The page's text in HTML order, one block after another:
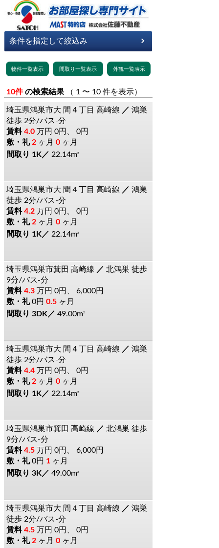
10件 の検索結果 （ 1 〜 10 件を表示）
埼玉県鴻巣市大 間４丁目 高崎線
鴻巣
徒歩 2分/バス-分
4.0 万円
0円、 0円
2 ヶ月 0 ヶ月
1K
22.14m2
埼玉県鴻巣市大 間４丁目 高崎線
鴻巣
徒歩 2分/バス-分
4.2 万円
0円、 0円
2 ヶ月 0 ヶ月
1K
22.14m2
埼玉県鴻巣市箕田 高崎線 北鴻巣 徒歩
9分/バス-分
4.3 万円
0円、 6,000円
0円 0.5 ヶ月
3DK
49.00m2
埼玉県鴻巣市大 間４丁目 高崎線
鴻巣
徒歩 2分/バス-分
4.4 万円
0円、 0円
2 ヶ月 0 ヶ月
1K
22.14m2
埼玉県鴻巣市箕田 高崎線 北鴻巣 徒歩
9分/バス-分
4.5 万円
0円、 6,000円
0円 1 ヶ月
3K
49.00m2
埼玉県鴻巣市大 間４丁目 高崎線
鴻巣
徒歩 2分/バス-分
4.5 万円
0円、 0円
2 ヶ月 0 ヶ月